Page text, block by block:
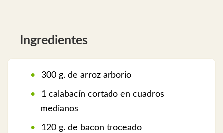
Ingredientes
300 g. de arroz arborio
1 calabacín cortado en cuadros
medianos
120 g. de bacon troceado